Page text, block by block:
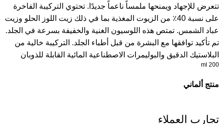
تتعرض للإجهاد ويمنحها ملمساً ناعماً جديدًا. تحتوي التركيبة الفاخرة
على نسبة 40٪ من الزيوت المغذية بما في ذلك زيت اللوز الحلو وزيت
عباد الشمس. تمتص هذه اللوسيون الغنية والخفيفة بسرعة في الجلد.
تم تأكيد توافقها مع البشرة من قبل أطباء الجلد. التركيبة خالية من
البلاستيك الدقيق والبوليمرات الاصطناعية المائية القابلة للذوبان
200 ml
منتج ألماني
تجارب العملاء